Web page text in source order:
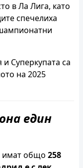
в Ла Лига, като
спечелиха
Суперкупата са
на 2025
един
имат общо 258